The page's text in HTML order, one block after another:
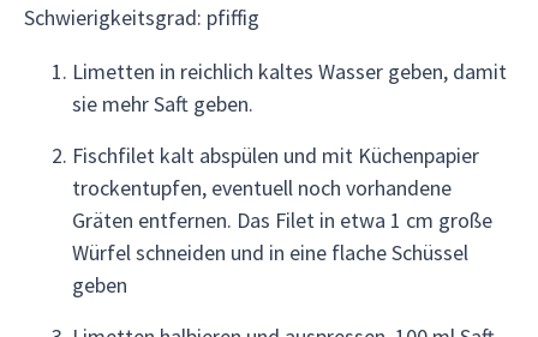
Schwierigkeitsgrad: pfiffig
Limetten in reichlich kaltes Wasser geben, damit
sie mehr Saft geben.
Fischfilet kalt abspülen und mit Küchenpapier
trockentupfen, eventuell noch vorhandene
Gräten entfernen. Das Filet in etwa 1 cm große
Würfel schneiden und in eine flache Schüssel
geben